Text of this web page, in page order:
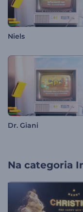
Niels
Dr. Giani
Na categoria